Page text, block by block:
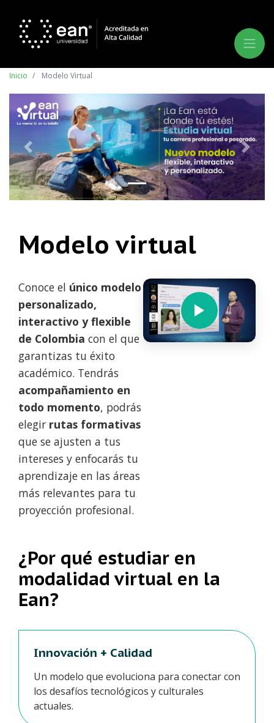
Inicio Modelo Virtual
Anterior
Modelo virtual
Conoce el único modelo
personalizado,
interactivo y flexible
de Colombia con el que
garantizas tu éxito
académico. Tendrás
acompañamiento en
todo momento, podrás
elegir rutas formativas
que se ajusten a tus
intereses y enfocarás tu
aprendizaje en las áreas
más relevantes para tu
proyección profesional.
¿Por qué estudiar en
modalidad virtual en la
Ean?
Innovación + Calidad
Un modelo que evoluciona para conectar con
los desafíos tecnológicos y culturales
actuales.